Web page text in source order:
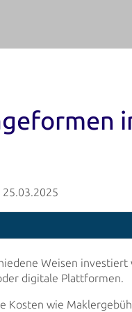
Weisen investiert
digitale Plattformen.
Kosten wie